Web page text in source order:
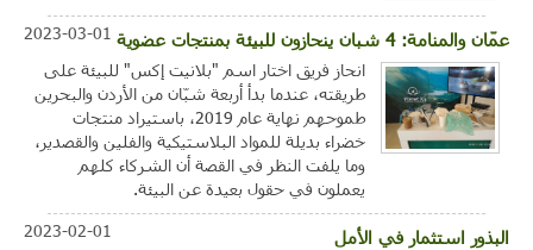
عمّان والمنامة: 4 شبان ينحازون للبيئة بمنتجات عضوية
2023-03-01
انحاز فريق اختار اسم "بلانيت إكس" للبيئة على
طريقته، عندما بدأ أربعة شبّان من الأردن والبحرين
طموحهم نهاية عام 2019، باستيراد منتجات
خضراء بديلة للمواد البلاستيكية والفلين والقصدير،
وما يلفت النظر في القصة أن الشركاء كلهم
يعملون في حقول بعيدة عن البيئة.
البذور استثمار في الأمل
2023-02-01